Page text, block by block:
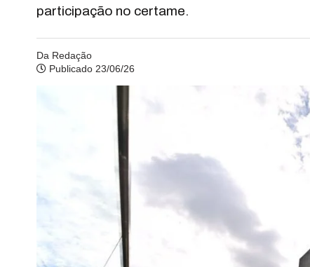
participação no certame.
Da Redação
Publicado 23/06/26